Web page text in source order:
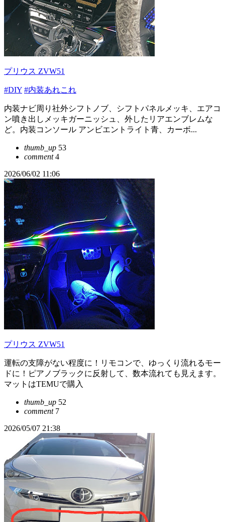
プリウス ZVW51
#DIY #内装あれこれ
内装ナビ周り社外シフトノブ、シフトパネルメッキ、エアコ
ン噴き出しメッキガーニッシュ、外したリアエンブレムな
ど。内装コンソール アンビエントライト青、カーボ...
thumb_up 53
comment4
2026/06/02 11:06
プリウス ZVW51
運転の支障がない程度に！リモコンで、ゆっくり流れるモー
ドに！ピアノブラックに反射して、数本流れても見えます。
マットはTEMUで購入
thumb_up 52
comment7
2026/05/07 21:38